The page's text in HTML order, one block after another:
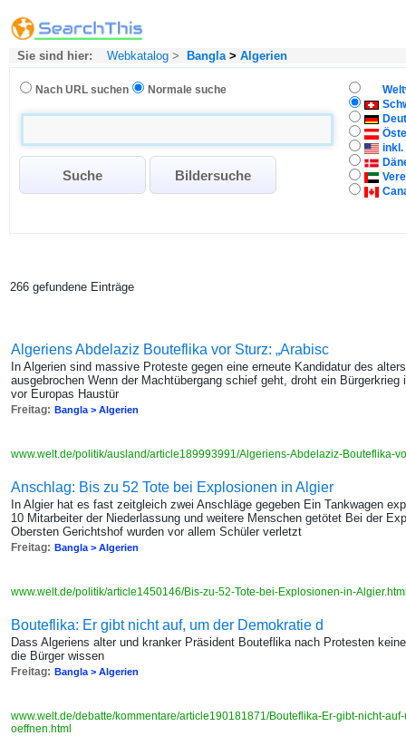
Sie sind hier: Webkatalog > Bangla> Algerien
Nach URL suchen Normale suche
inkl.
266 gefundene Einträge
Algeriens Abdelaziz Bouteflika vor Sturz: „Arabisc
In Algerien sind massive Proteste gegen eine erneute Kandidatur des
ausgebrochen Wenn der Machtübergang schief geht, droht ein
vor Europas Haustür
Freitag: Bangla > Algerien
www.welt.de/politik/ausland/article189993991/Algeriens-Abdelaziz-Bouteflika-
Anschlag: Bis zu 52 Tote bei Explosionen in Algier
In Algier hat es fast zeitgleich zwei Anschläge gegeben Ein Tankwagen
10 Mitarbeiter der Niederlassung und weitere Menschen getötet Bei der
Obersten Gerichtshof wurden vor allem Schüler verletzt
Freitag: Bangla > Algerien
www.welt.de/politik/article1450146/Bis-zu-52-Tote-bei-Explosionen-in-
Bouteflika: Er gibt nicht auf, um der Demokratie d
Dass Algeriens alter und kranker Präsident Bouteflika nach Protesten
die Bürger wissen
Freitag: Bangla > Algerien
www.welt.de/debatte/kommentare/article190181871/Bouteflika-Er-gibt-nicht-
oeffnen.html